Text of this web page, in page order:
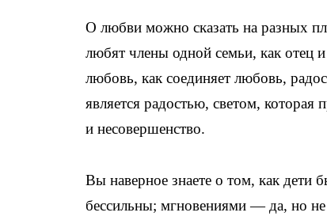
О любви можно сказать на разных
любят члены одной семьи, как отец
любовь, как соединяет любовь,
является радостью, светом,
и несовершенство.
Вы наверное знаете о том, как дети
бессильны; мгновениями — да, но не